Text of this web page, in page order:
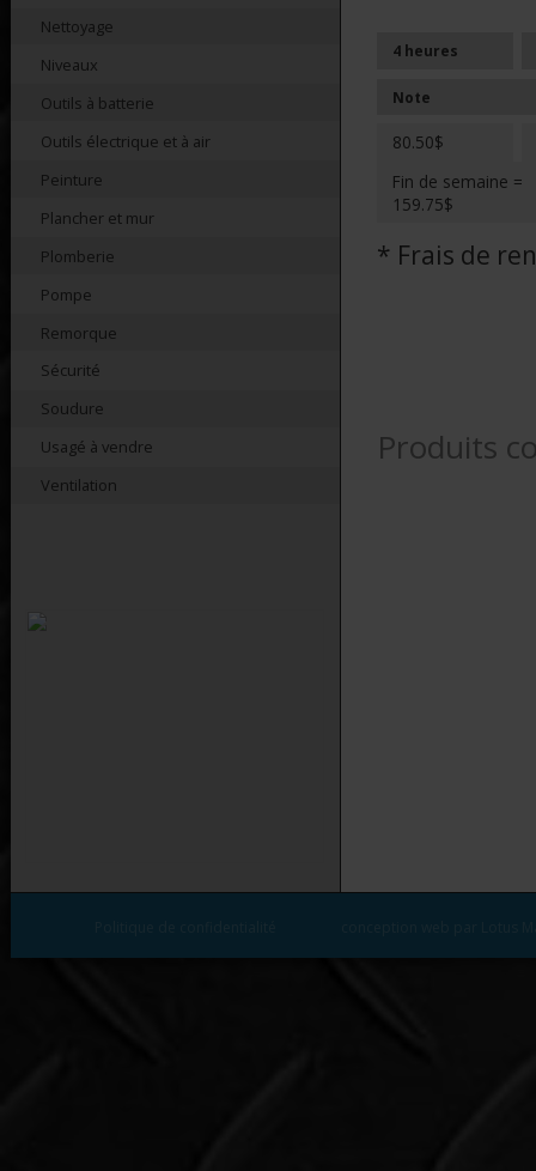
Nettoyage
Niveaux
Outils à batterie
Outils électrique et à air
Peinture
Plancher et mur
Plomberie
Pompe
Remorque
Sécurité
Soudure
Usagé à vendre
Ventilation
4 heures
Note
80.50$
Fin de semaine =
159.75$
* Frais de
Produits